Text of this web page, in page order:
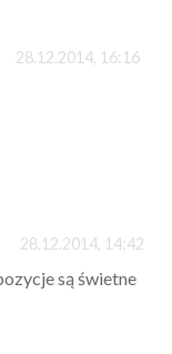
28.12.2014, 16:16
28.12.2014, 14:42
są świetne